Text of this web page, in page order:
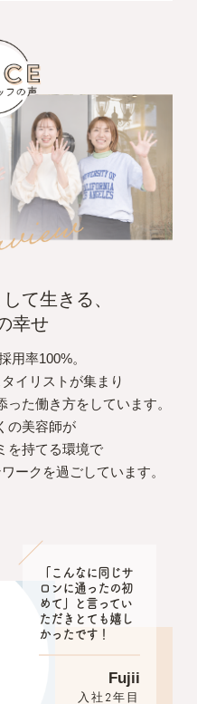
て生きる、
幸せ
用率100%。
イリストが集まり
た働き方をしています。
の美容師が
を持てる環境で
ークを過ごしています。
「こんなに同じサ
ロンに通ったの初
めて」と言ってい
ただきとても嬉し
かったです！
Fujii
入社2年目